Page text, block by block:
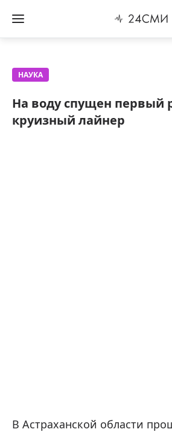
НАУКА
На воду спущен первый
круизный лайнер
В Астраханской области